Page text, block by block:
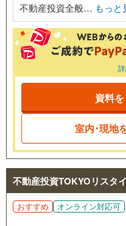
不動産投資全般… もっと
資料
室内･現地
不動産投資TOKYOリスタ
おすすめ オンライン対応可